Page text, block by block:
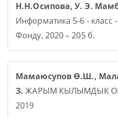
Н.Н.Осипова, У. Э.
Информатика 5-6 - класс
Фонду, 2020 – 205 б.
Мамаюсупов Ө.Ш.,
З. ЖАРЫМ КЫЛЫМДЫК
2019